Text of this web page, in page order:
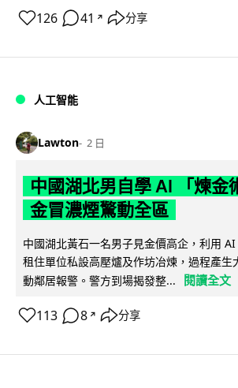
126 41 ↗ 分享
人工智能
Lawton 2 日
中國湖北男自學 AI 「煉金
金冒濃煙驚動全區
中國湖北黃石一名男子見金價高企，利用
租住單位私設高壓爐及作坊冶煉，過程產生
動鄰居報警。警方到場揭發整...
閱讀全文
113 8 ↗ 分享